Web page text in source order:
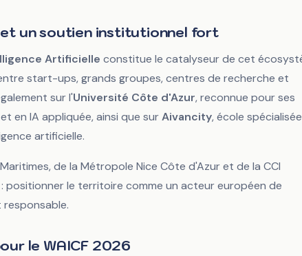
un soutien institutionnel fort
Artificielle constitue le catalyseur de cet
start-ups, grands groupes, centres de recherche et
sur l'Université Côte d'Azur, reconnue pour ses
en IA appliquée, ainsi que surAivancity, école spécialisée
artificielle.
de la Métropole Nice Côte d'Azur et de la CCI
positionner le territoire comme un acteur européen de
le WAICF 2026